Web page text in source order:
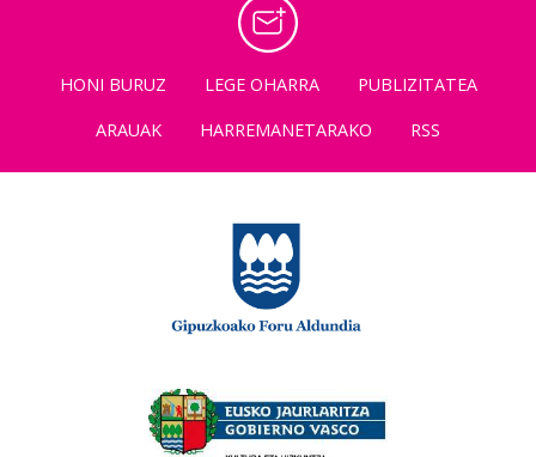
HONI BURUZ LEGE OHARRA
PUBLIZITATEA
ARAUAK
HARREMANETARAKO RSS